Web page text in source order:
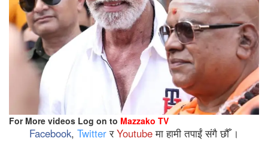
For More videos Log on to Mazzako TV
Facebook, TwitterरYoutubeमा हामी तपाईं संगै छौँ ।